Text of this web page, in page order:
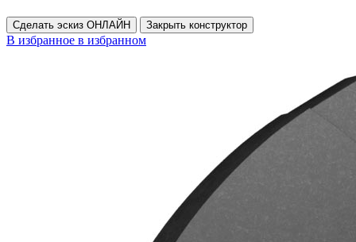
Сделать эскиз ОНЛАЙН Закрыть конструктор
В избранное в избранном